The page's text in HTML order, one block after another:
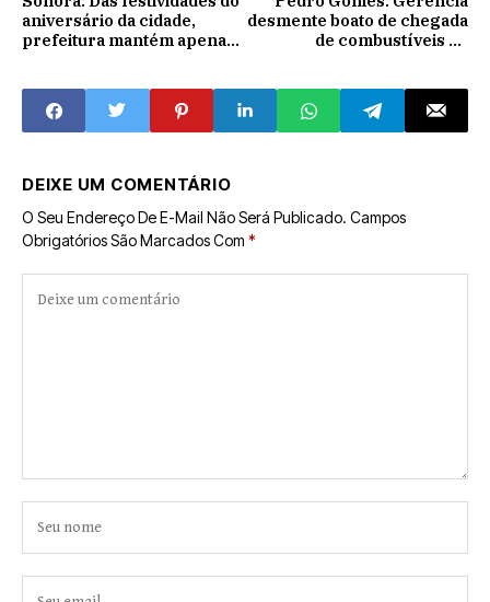
aniversário da cidade,
prefeitura mantém apenas
desmente boato de chegada
de combustíveis na
DEIXE UM COMENTÁRIO
O Seu Endereço De E-Mail Não Será Publicado. Campos
Obrigatórios São Marcados Com *